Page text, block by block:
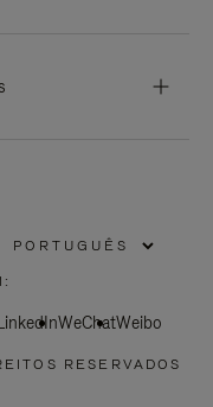
WeChatWeibo
RESERVADOS